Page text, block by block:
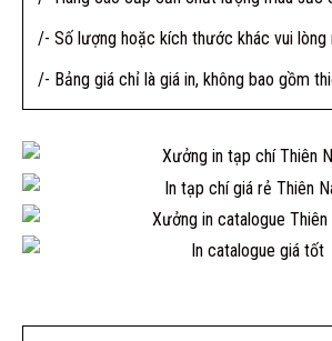
/- Số lượng hoặc kích thước khác vui lòng
/- Bảng giá chỉ là giá in, không bao gồm